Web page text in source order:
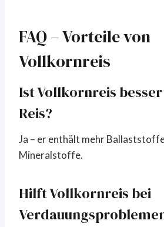
FAQ – Vorteile von
Vollkornreis
Ist Vollkornreis
Reis?
Ja – er enthält mehr
Mineralstoffe.
Hilft Vollkornreis bei